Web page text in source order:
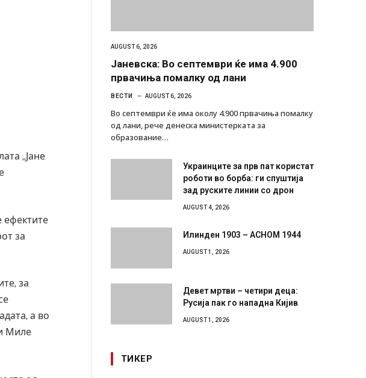
„Јане
ефектите
за
за
а во
Миле
AUGUST 6, 2026
Јаневска: Во септември ќе има 4.900
првачиња помалку од лани
ВЕСТИ AUGUST 6, 2026
Во септември ќе има околу 4.900 првачиња помалку
од лани, рече денеска министерката за
образование…
Украинците за прв пат користат
роботи во борба: ги спуштија
зад руските линии со дрон
AUGUST 4, 2026
Илинден 1903 – АСНОМ 1944
AUGUST 1, 2026
Девет мртви – четири деца:
Русија пак го нападна Кијив
AUGUST 1, 2026
ТИКЕР